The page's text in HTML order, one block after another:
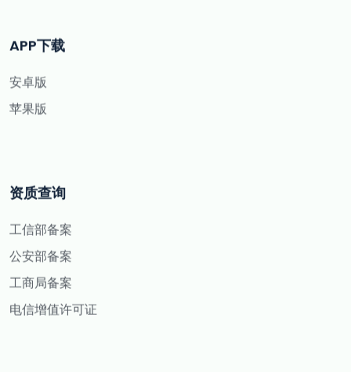
APP下载
安卓版
苹果版
资质查询
工信部备案
公安部备案
工商局备案
电信增值许可证